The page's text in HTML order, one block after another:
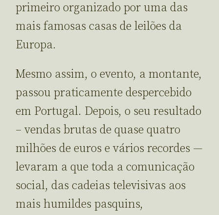
primeiro organizado por uma das
mais famosas casas de leilões da
Europa.
Mesmo assim, o evento, a montante,
passou praticamente despercebido
em Portugal. Depois, o seu resultado
– vendas brutas de quase quatro
milhões de euros e vários recordes —
levaram a que toda a comunicação
social, das cadeias televisivas aos
mais humildes pasquins,